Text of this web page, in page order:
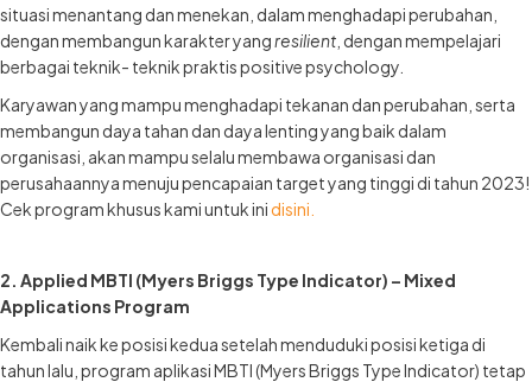
situasi menantang dan menekan, dalam menghadapi perubahan,
dengan membangun karakter yangresilient , dengan mempelajari
berbagai teknik- teknik praktis positive psychology.
Karyawan yang mampu menghadapi tekanan dan perubahan, serta
membangun daya tahan dan daya lenting yang baik dalam
organisasi, akan mampu selalu membawa organisasi dan
perusahaannya menuju pencapaian target yang tinggi di tahun 2023!
Cek program khusus kami untuk inidisini.
2. Applied MBTI (Myers Briggs Type Indicator) – Mixed
Applications Program
Kembali naik ke posisi kedua setelah menduduki posisi ketiga di
tahun lalu, program aplikasi MBTI (Myers Briggs Type Indicator) tetap